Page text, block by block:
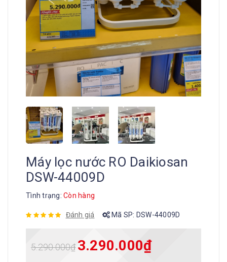
Máy lọc nước RO Daikiosan
DSW-44009D
Tình trạng: Còn hàng
Đánh giá Mã SP: DSW-44009D
5.290.000₫ 3.290.000₫